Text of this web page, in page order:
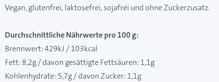
Vegan, glutenfrei, laktosefrei, sojafrei und ohne Zuckerzusatz.
Durchschnittliche Nährwerte pro 100 g:
Brennwert: 429kJ / 103kcal
Fett: 8,2g / davon gesättigte Fettsäuren: 1,1g
Kohlenhydrate: 5,7g / davon Zucker: 1,1g